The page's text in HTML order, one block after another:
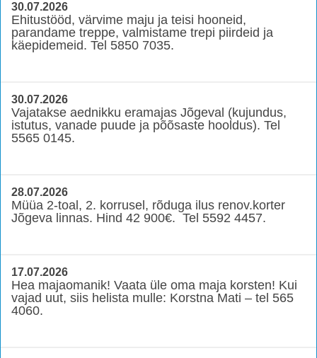
30.07.2026
Ehitustööd, värvime maju ja teisi hooneid,
parandame treppe, valmistame trepi piirdeid ja
käepidemeid. Tel 5850 7035.
30.07.2026
Vajatakse aednikku eramajas Jõgeval (kujundus,
istutus, vanade puude ja põõsaste hooldus). Tel
5565 0145.
28.07.2026
Müüa 2-toal, 2. korrusel, rõduga ilus renov.korter
Jõgeva linnas. Hind 42 900€. Tel 5592 4457.
17.07.2026
Hea majaomanik! Vaata üle oma maja korsten! Kui
vajad uut, siis helista mulle: Korstna Mati – tel 565
4060.